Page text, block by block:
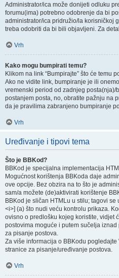
Administrator/ica može donijeti odluku
forumu(ima) potrebno odobrenje da bi
administrator/ica pridružio/la korisničkoj
treba odobriti da bi bili objavljeni. Za
Vrh
Kako mogu bumpirati temu?
Klikom na link “Bumpirajte” što će temu
Ako ne vidite link, bumpiranje je ili
vremenski period od zadnjeg posta(nja)/
postanjem posta, no, obratite pažnju na
da je pravilima zabranjeno bumpiranje
Vrh
Uređivanje i tipovi tema
Što je BBKod?
BBKod je specijalna implementacija
Mogućnost korištenja BBKoda daje
ove opcije. Bez obzira na to što je
sam/a možete (de)aktivirati korištenje
BBKod je sličan HTMLu u stilu; tagovi
<i>] (a) što nudi veću kontrolu prikaza.
ovisno o predlošku kojeg koristite, vidjet
postovima moguće i putem sučelja
za pisanje postova.
Za više informacija o BBKodu
stranice za pisanje/uređivanje postova.
Vrh